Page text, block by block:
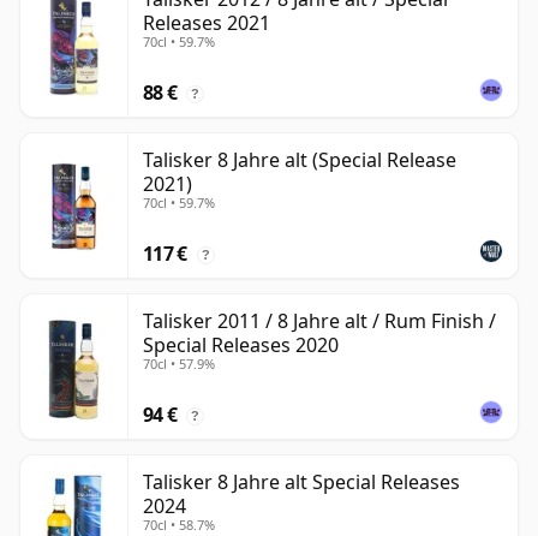
Releases 2021
70cl • 59.7%
88 € ?
Talisker 8 Jahre alt (Special Release
2021)
70cl • 59.7%
117 € ?
Talisker 2011 / 8 Jahre alt / Rum Finish /
Special Releases 2020
70cl • 57.9%
94 € ?
Talisker 8 Jahre alt Special Releases
2024
70cl • 58.7%